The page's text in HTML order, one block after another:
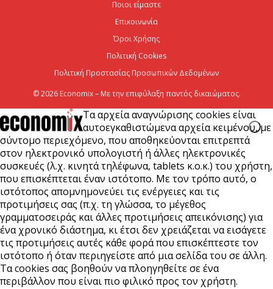
γραμμές που θα ισχύσουν με τη λειτουργία της
Ποιοι είμαστε
Επικοινωνία
Όροι Χρήσης
Πολιτική Cookies
Πολιτική Προστασίας Προσωπικών Δεδομένων
© 2026 Economix – Με την επιφύλαξη παντός δικαιώματος.
Τα αρχεία αναγνώρισης cookies είναι
αυτοεγκαθιστώμενα αρχεία κειμένου, με
σύντομο περιεχόμενο, που αποθηκεύονται επιτρεπτά
στον ηλεκτρονικό υπολογιστή ή άλλες ηλεκτρονικές
συσκευές (λ.χ. κινητά τηλέφωνα, tablets κ.ο.κ.) του χρήστη,
που επισκέπτεται έναν ιστότοπο. Με τον τρόπο αυτό, ο
ιστότοπος απομνημονεύει τις ενέργειες και τις
προτιμήσεις σας (π.χ. τη γλώσσα, το μέγεθος
γραμματοσειράς και άλλες προτιμήσεις απεικόνισης) για
ένα χρονικό διάστημα, κι έτσι δεν χρειάζεται να εισάγετε
τις προτιμήσεις αυτές κάθε φορά που επισκέπτεστε τον
ιστότοπο ή όταν περιηγείστε από μια σελίδα του σε άλλη.
Τα cookies σας βοηθούν να πλοηγηθείτε σε ένα
περιβάλλον που είναι πιο φιλικό προς τον χρήστη.